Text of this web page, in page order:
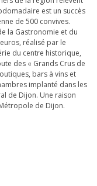
est un succès
de 500 convives.
la Gastronomie et du
réalisé par le
du centre historique,
des « Grands Crus de
bars à vins et
implanté dans les
de Dijon. Une raison
de Dijon.